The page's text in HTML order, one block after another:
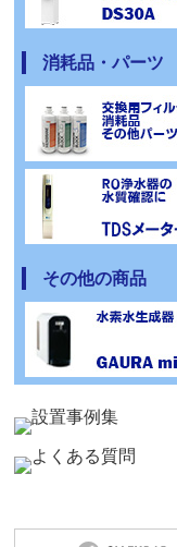
消耗品・パーツ
その他の商品